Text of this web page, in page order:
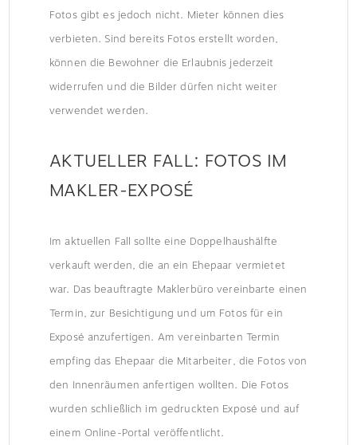
Fotos gibt es jedoch nicht. Mieter können dies
verbieten. Sind bereits Fotos erstellt worden,
können die Bewohner die Erlaubnis jederzeit
widerrufen und die Bilder dürfen nicht weiter
verwendet werden.
AKTUELLER FALL: FOTOS IM
MAKLER-EXPOSÉ
Im aktuellen Fall sollte eine Doppelhaushälfte
verkauft werden, die an ein Ehepaar vermietet
war. Das beauftragte Maklerbüro vereinbarte einen
Termin, zur Besichtigung und um Fotos für ein
Exposé anzufertigen. Am vereinbarten Termin
empfing das Ehepaar die Mitarbeiter, die Fotos von
den Innenräumen anfertigen wollten. Die Fotos
wurden schließlich im gedruckten Exposé und auf
einem Online-Portal veröffentlicht.